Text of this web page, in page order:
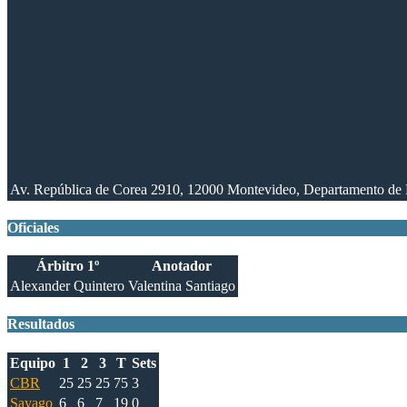
Av. República de Corea 2910, 12000 Montevideo, Departamento
Oficiales
Árbitro 1º
Anotador
Alexander Quintero Valentina Santiago
Resultados
Equipo 1 2 3 T Sets
CBR
25 25 25 75 3
Sayago 6 6 7 19 0